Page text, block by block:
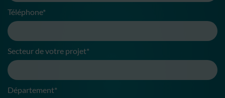
Téléphone*
Secteur de votre projet*
Département*